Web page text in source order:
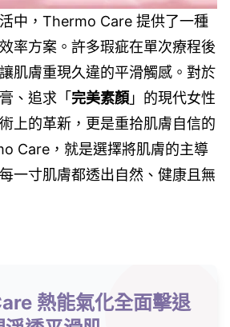
中，Thermo Care 提供了一種
率方案。許多瑕疵在單次療程後
肌膚重現久違的平滑觸感。對於
、追求「 完美素顏 」的現代女性
上的革新，更是重拾肌膚自信的
Care，就是選擇將肌膚的主導
一寸肌膚都透出自然、健康且無
熱能氣化全面擊退